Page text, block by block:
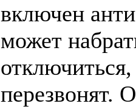
включен
может
перезвонят.